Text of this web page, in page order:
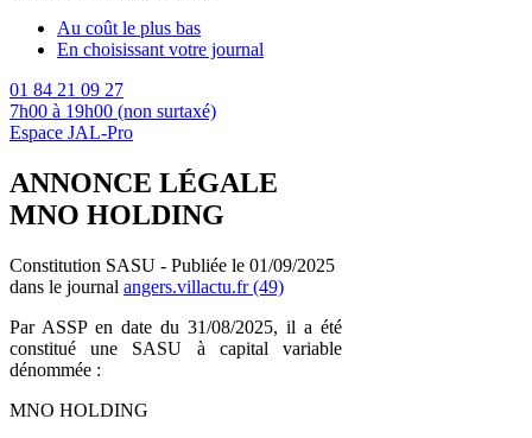
Au coût le plus bas
En choisissant votre journal
01 84 21 09 27
7h00 à 19h00 (non surtaxé)
Espace JAL-Pro
ANNONCE LÉGALE
MNO HOLDING
Constitution SASU - Publiée le 01/09/2025
dans le journal angers.villactu.fr (49)
Par ASSP en date du 31/08/2025, il a été
constitué une SASU à capital variable
dénommée :
MNO HOLDING